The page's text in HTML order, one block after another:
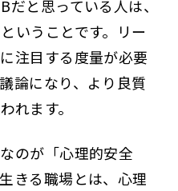
と思っている人は、
いうことです。リー
注目する度量が必要
論になり、より良質
れます。
のが「心理的安全
きる職場とは、心理